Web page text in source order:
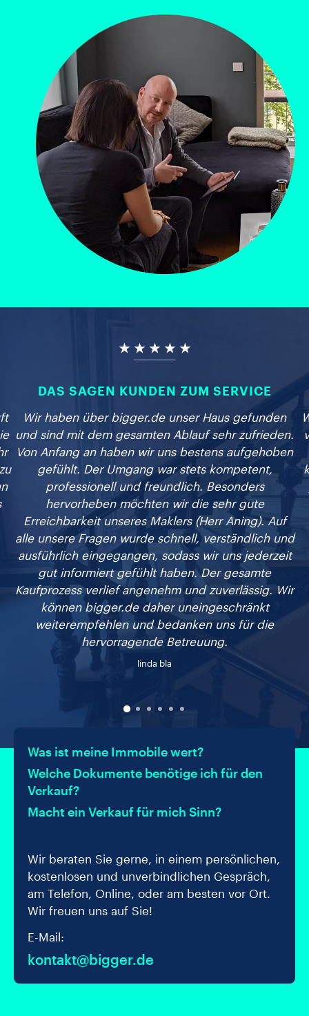
★ ★ ★ ★ ★
DAS SAGEN KUNDEN ZUM SERVICE
Wir haben über bigger.de unser Haus gefunden
und sind mit dem gesamten Ablauf sehr zufrieden.
Von Anfang an haben wir uns bestens aufgehoben
gefühlt. Der Umgang war stets kompetent,
professionell und freundlich. Besonders
hervorheben möchten wir die sehr gute
Erreichbarkeit unseres Maklers (Herr Aning). Auf
alle unsere Fragen wurde schnell, verständlich und
ausführlich eingegangen, sodass wir uns jederzeit
gut informiert gefühlt haben. Der gesamte
Kaufprozess verlief angenehm und zuverlässig. Wir
können bigger.de daher uneingeschränkt
weiterempfehlen und bedanken uns für die
hervorragende Betreuung.
linda bla
Was ist meine Immobile wert?
Welche Dokumente benötige ich für den
Verkauf?
Macht ein Verkauf für mich Sinn?
Wir beraten Sie gerne, in einem persönlichen,
kostenlosen und unverbindlichen Gespräch,
am Telefon, Online, oder am besten vor Ort.
Wir freuen uns auf Sie!
E-Mail:
kontakt@bigger.de